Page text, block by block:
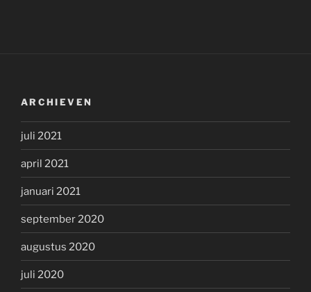
ARCHIEVEN
juli 2021
april 2021
januari 2021
september 2020
augustus 2020
juli 2020